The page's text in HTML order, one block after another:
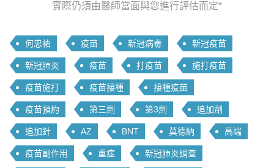
實際仍須由醫師當面與您進行評估而定*
何忠祐 疫苗 新冠病毒 新冠疫苗
新冠肺炎 疫苗 打疫苗 施打疫苗
疫苗施打 疫苗接種 接種疫苗
疫苗預約 第三劑 第3劑 追加劑
追加針 AZ BNT 莫德納 高端
疫苗副作用 重症 新冠肺炎調查